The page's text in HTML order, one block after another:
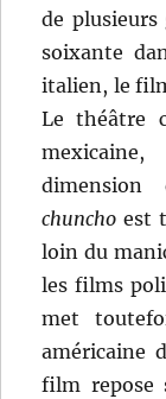
de plusieurs
soixante
italien, le
Le théâtre
dimension
chuncho est
loin du
les films
met
américaine
film repose